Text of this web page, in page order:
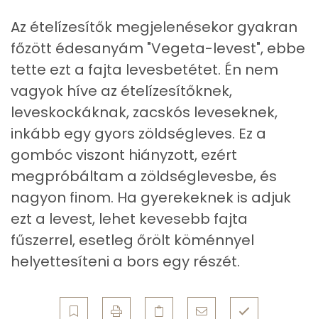
Összesen
371.2 g
Cink
1 mg
Szelén
Kálcium
80 mg
Vas
Magnézium
29 mg
Foszfor
94 mg
Nátrium
152 mg
Réz
0 mg
Az ételízesítők megjelenésekor gyakran
főzött édesanyám "Vegeta-levest", ebbe
tette ezt a fajta levesbetétet. Én nem
vagyok híve az ételízesítőknek,
leveskockáknak, zacskós leveseknek,
inkább egy gyors zöldségleves. Ez a
gombóc viszont hiányzott, ezért
megpróbáltam a zöldséglevesbe, és
nagyon finom. Ha gyerekeknek is adjuk
ezt a levest, lehet kevesebb fajta
fűszerrel, esetleg őrölt köménnyel
helyettesíteni a bors egy részét.